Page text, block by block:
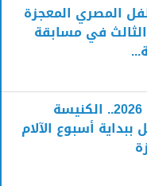
المصري المعجزة
في مسابقة
أحد الشعانين 2026.. الكنيسة
ببداية أسبوع الآلام